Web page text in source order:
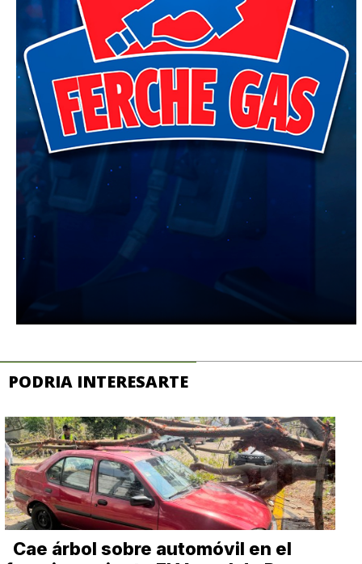
PODRIA INTERESARTE
Cae árbol sobre automóvil en el